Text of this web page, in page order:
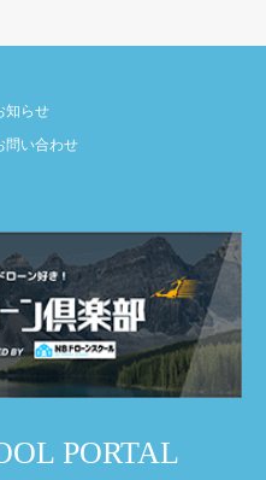
知らせ
問い合わせ
PORTAL